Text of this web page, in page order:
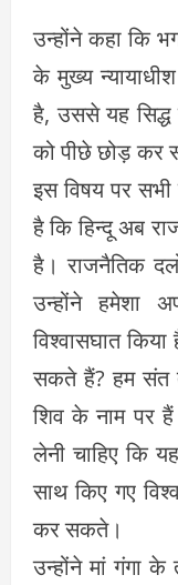
उन्होंने कहा कि
के मुख्य
है, उससे यह सिद्ध
को पीछे छोड़ कर
इस विषय पर सभी
है कि हिन्दू अब
है। राजनैतिक
उन्होंने हमेशा
विश्वासघात
सकते हैं? हम संत
शिव के नाम पर
लेनी चाहिए कि
साथ किए गए
कर सकते।
उन्होंने मां गंगा